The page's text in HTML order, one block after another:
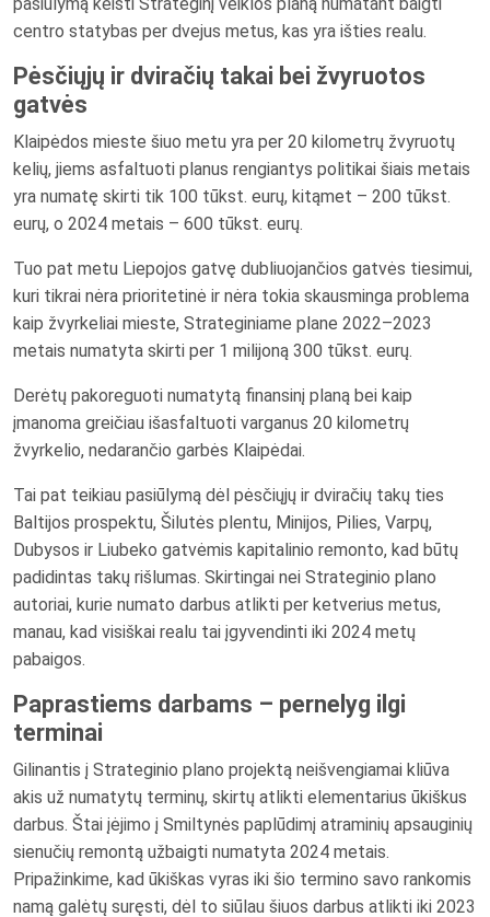
centro statybas per dvejus metus, kas yra išties realu.
Pėsčiųjų ir dviračių takai bei žvyruotos
gatvės
Klaipėdos mieste šiuo metu yra per 20 kilometrų žvyruotų
kelių, jiems asfaltuoti planus rengiantys politikai šiais metais
yra numatę skirti tik 100 tūkst. eurų, kitąmet – 200 tūkst.
eurų, o 2024 metais – 600 tūkst. eurų.
Tuo pat metu Liepojos gatvę dubliuojančios gatvės tiesimui,
kuri tikrai nėra prioritetinė ir nėra tokia skausminga problema
kaip žvyrkeliai mieste, Strateginiame plane 2022–2023
metais numatyta skirti per 1 milijoną 300 tūkst. eurų.
Derėtų pakoreguoti numatytą finansinį planą bei kaip
įmanoma greičiau išasfaltuoti varganus 20 kilometrų
žvyrkelio, nedarančio garbės Klaipėdai.
Tai pat teikiau pasiūlymą dėl pėsčiųjų ir dviračių takų ties
Baltijos prospektu, Šilutės plentu, Minijos, Pilies, Varpų,
Dubysos ir Liubeko gatvėmis kapitalinio remonto, kad būtų
padidintas takų rišlumas. Skirtingai nei Strateginio plano
autoriai, kurie numato darbus atlikti per ketverius metus,
manau, kad visiškai realu tai įgyvendinti iki 2024 metų
pabaigos.
Paprastiems darbams – pernelyg ilgi
terminai
Gilinantis į Strateginio plano projektą neišvengiamai kliūva
akis už numatytų terminų, skirtų atlikti elementarius ūkiškus
darbus. Štai įėjimo į Smiltynės paplūdimį atraminių apsauginių
sienučių remontą užbaigti numatyta 2024 metais.
Pripažinkime, kad ūkiškas vyras iki šio termino savo rankomis
namą galėtų suręsti, dėl to siūlau šiuos darbus atlikti iki 2023